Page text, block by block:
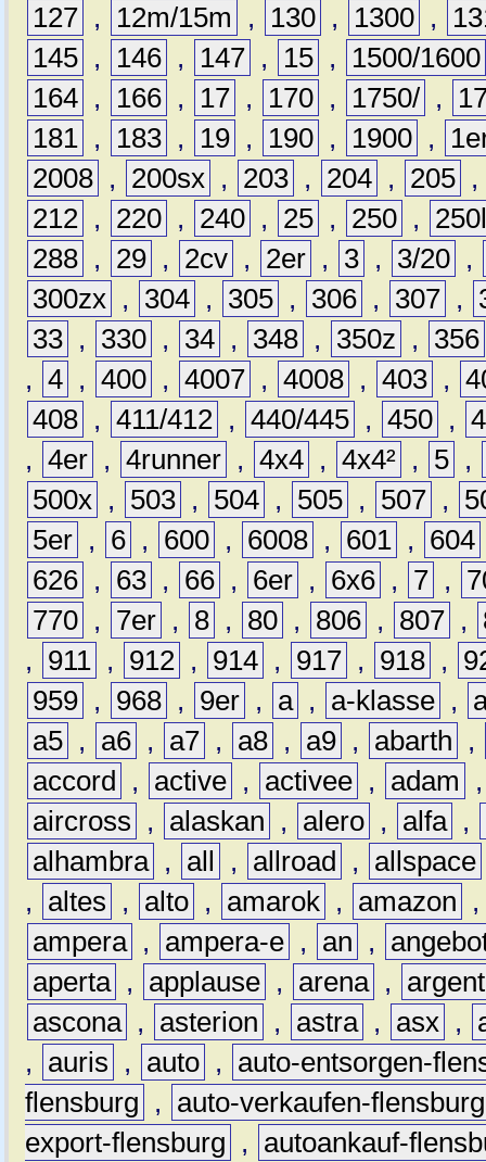
127 , 12m/15m , 130 , 1300 ,
145 , 146 , 147 , 15 ,
1500/1600
164 , 166 , 17 , 170 , 1750/ ,
181 , 183 , 19 , 190 , 1900 ,
2008 , 200sx , 203 , 204 , 205 ,
212 , 220 , 240 , 25 , 250 ,
288 , 29 , 2cv , 2er , 3 , 3/20 ,
300zx , 304 , 305 , 306 , 307 ,
33 , 330 , 34 , 348 , 350z ,
356
, 4 , 400 , 4007 , 4008 , 403 ,
408 , 411/412 , 440/445 , 450 ,
, 4er , 4runner , 4x4 , 4x4² , 5 ,
500x , 503 , 504 , 505 , 507 ,
5er , 6 , 600 , 6008 , 601 , 604
626 , 63 , 66 , 6er , 6x6 , 7 ,
770 , 7er , 8 , 80 , 806 , 807 ,
,
911 , 912 , 914 , 917 , 918 ,
959 , 968 , 9er , a , a-klasse ,
a5 , a6 , a7 , a8 , a9 , abarth
,
accord
, active , activee , adam
aircross
, alaskan , alero , alfa ,
alhambra , all , allroad , allspace
,
altes , alto , amarok , amazon
ampera , ampera-e , an ,
aperta , applause , arena ,
ascona , asterion , astra , asx ,
,
auris , auto ,
auto-entsorgen-
flensburg
,
auto-verkaufen-flensburg
export-flensburg
,
autoankauf-